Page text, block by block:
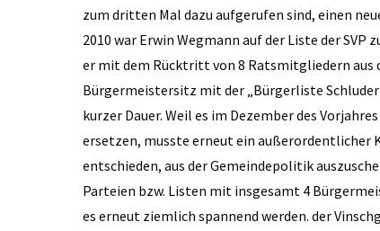
zum dritten Mal dazu aufgerufen sind, einen
2010 war Erwin Wegmann auf der Liste der
er mit dem Rücktritt von 8 Ratsmitgliedern aus
Bürgermeistersitz mit der „Bürgerliste
kurzer Dauer. Weil es im Dezember des
ersetzen, musste erneut ein außerordentlicher
entschieden, aus der Gemeindepolitik
Parteien bzw. Listen mit insgesamt 4
es erneut ziemlich spannend werden. der